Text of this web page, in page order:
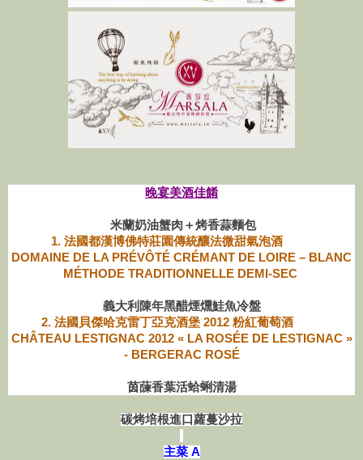
晚宴美酒佳餚
米蘭奶油蟹肉＋烤香蒜麵包
1. 法國都漢博佛特莊園傳統釀法微甜氣泡酒
DOMAINE DE LA PRÉVÔTÉ CRÉMANT DE LOIRE – BLANC
MÉTHODE TRADITIONNELLE DEMI-SEC
義大利陳年黑醋煙燻鮭魚冷盤
2. 法國貝傑哈克雷丁亞克酒堡 2012 粉紅葡萄酒
CHÂTEAU LESTIGNAC 2012 « LA ROSÉE DE LESTIGNAC »
- BERGERAC ROSÉ
茵蔯香葉活蛤蜊清湯
碳烤培根進口蘿蔓沙拉
主菜 A